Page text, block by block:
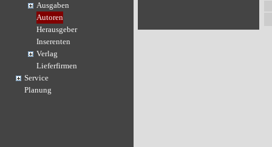
Ausgaben
Autoren
Herausgeber
Inserenten
Verlag
Lieferfirmen
Service
Planung